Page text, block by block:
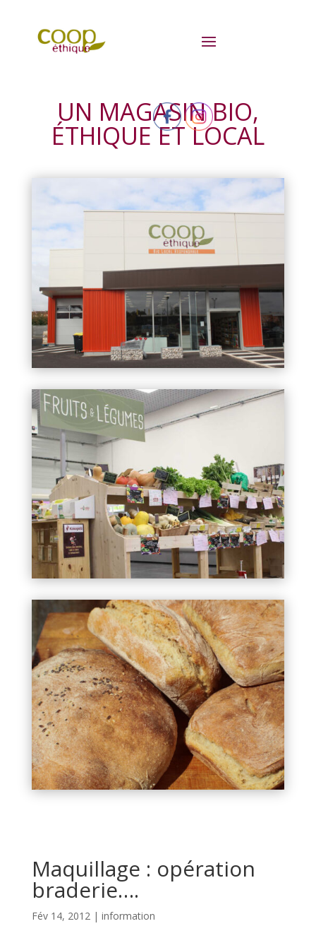
UN MAGASIN BIO,
ÉTHIQUE ET LOCAL
Maquillage : opération
braderie….
Fév 14, 2012| information